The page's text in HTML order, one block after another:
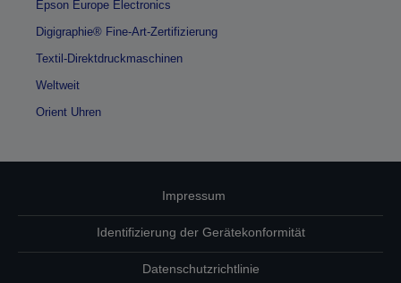
Epson Europe Electronics
Digigraphie® Fine-Art-Zertifizierung
Textil-Direktdruckmaschinen
Weltweit
Orient Uhren
Impressum
Identifizierung der Gerätekonformität
Datenschutzrichtlinie